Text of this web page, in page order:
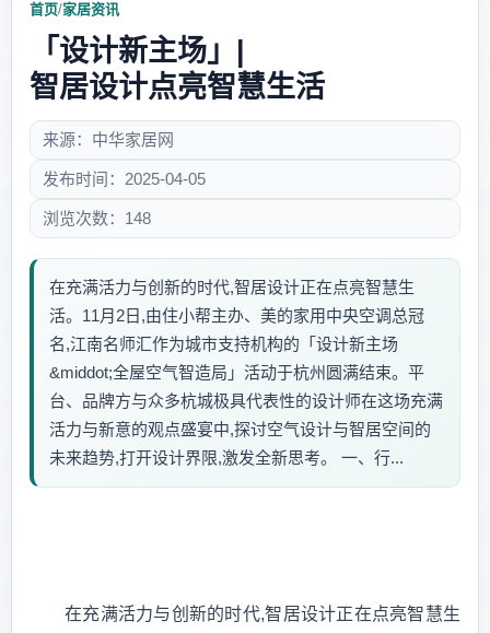
首页/家居资讯
「设计新主场」|
智居设计点亮智慧生活
来源：中华家居网
发布时间：2025-04-05
浏览次数：148
在充满活力与创新的时代,智居设计正在点亮智慧生
活。11月2日,由住小帮主办、美的家用中央空调总冠
名,江南名师汇作为城市支持机构的「设计新主场
&middot;全屋空气智造局」活动于杭州圆满结束。平
台、品牌方与众多杭城极具代表性的设计师在这场充满
活力与新意的观点盛宴中,探讨空气设计与智居空间的
未来趋势,打开设计界限,激发全新思考。 一、行...
在充满活力与创新的时代,智居设计正在点亮智慧生